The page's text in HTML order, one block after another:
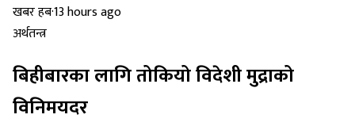
खबर हब·13 hours ago
अर्थतन्त्र
बिहीबारका लागि तोकियो विदेशी मुद्राको
विनिमयदर